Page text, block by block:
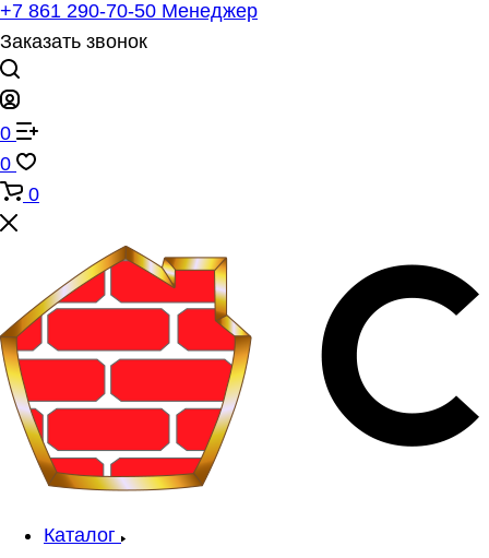
+7 861 290-70-50 Менеджер
Заказать звонок
0
0
0
Каталог